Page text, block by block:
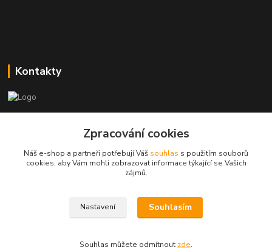
Kontakty
elektro@beatman.cz
Zpracování cookies
Náš e-shop a partneři potřebují Váš souhlas s použitím souborů
cookies, aby Vám mohli zobrazovat informace týkající se Vašich
zájmů.
Nastavení Souhlasím
Souhlas můžete odmítnout zde.